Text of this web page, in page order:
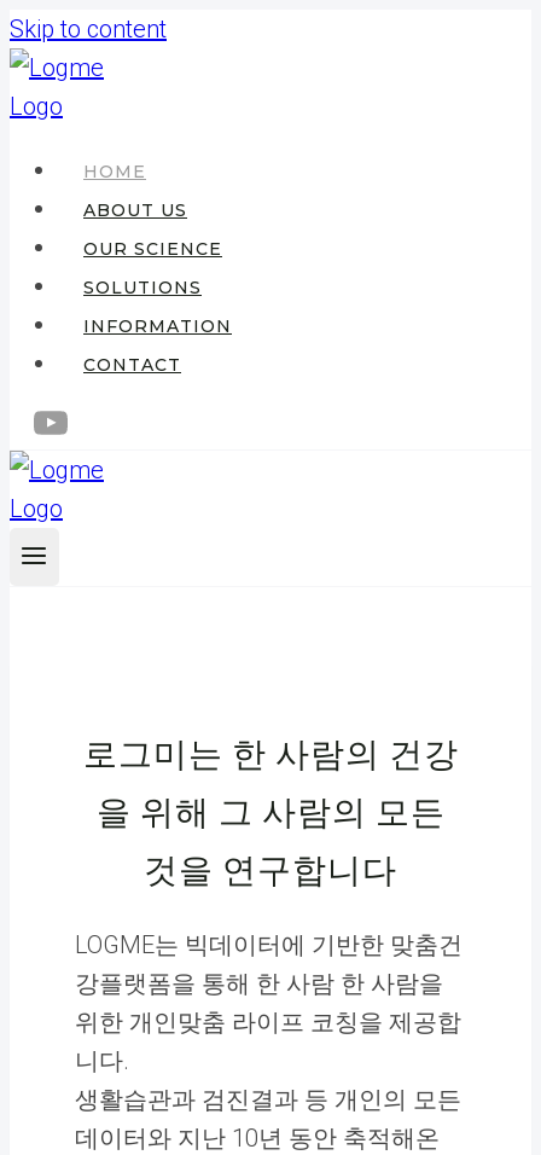
Skip to content
HOME
ABOUT US
OUR SCIENCE
SOLUTIONS
INFORMATION
CONTACT
로그미는 한 사람의 건강
을 위해 그 사람의 모든
것을 연구합니다
LOGME는 빅데이터에 기반한 맞춤건
강플랫폼을 통해 한 사람 한 사람을
위한 개인맞춤 라이프 코칭을 제공합
니다.
생활습관과 검진결과 등 개인의 모든
데이터와 지난 10년 동안 축적해온